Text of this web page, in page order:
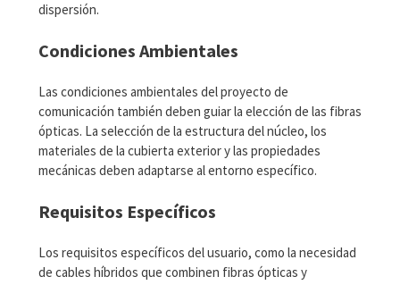
dispersión.
Condiciones Ambientales
Las condiciones ambientales del proyecto de
comunicación también deben guiar la elección de las fibras
ópticas. La selección de la estructura del núcleo, los
materiales de la cubierta exterior y las propiedades
mecánicas deben adaptarse al entorno específico.
Requisitos Específicos
Los requisitos específicos del usuario, como la necesidad
de cables híbridos que combinen fibras ópticas y